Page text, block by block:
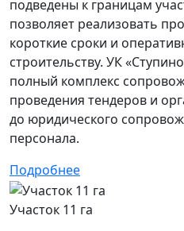
подведены к границам
позволяет реализовать
короткие сроки и
строительству. УК
полный комплекс
проведения тендеров и
до юридического
персонала.
Подробнее
Участок 11 га